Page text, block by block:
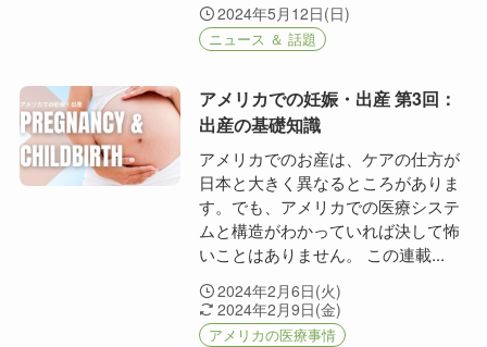
2024年5月12日(日)
ニュース ＆ 話題
アメリカでの妊娠・出産 第3回：
出産の基礎知識
アメリカでのお産は、ケアの仕方が
日本と大きく異なるところがありま
す。でも、アメリカでの医療システ
ムと構造がわかっていれば決して怖
いことはありません。 この連載...
2024年2月6日(火)
2024年2月9日(金)
アメリカの医療事情